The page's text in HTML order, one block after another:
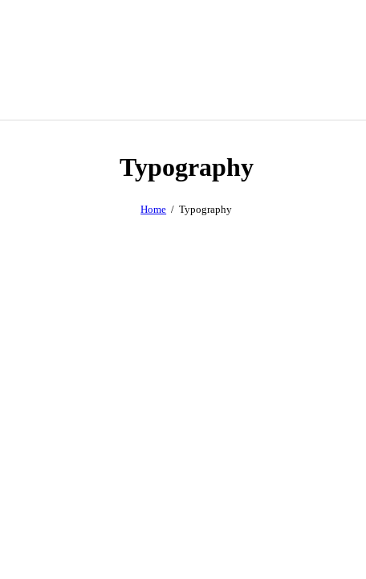
Typography
Home Typography